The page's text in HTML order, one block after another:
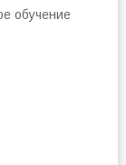
обучение